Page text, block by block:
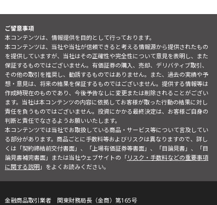
ご留意事項
本コンテンツは、情報提供を目的として行っております。
本コンテンツは、当社や当社が信頼できると考える情報源から提供されたもの
を提供していますが、当社はその正確性や完全性について意見を表明し、また
保証するものではございません。有価証券の購入、売却、デリバティブ取引、
その他の取引を推奨し、勧誘するものではありません。また、過去の実績や予
想・意見は、将来の結果を保証するものではございません。提供する情報等は
作成時現在のものであり、今後予告なしに変更または削除されることがござい
ます。当社は本コンテンツの内容に依拠してお客様が取った行動の結果に対し
責任を負うものではございません。投資にかかる最終決定は、お客様ご自身の
判断と責任でなさるようお願いいたします。
本コンテンツでは当社でお取扱している商品・サービス等について言及してい
る部分があります。商品ごとに手数料等およびリスクは異なりますので、詳し
くは「契約締結前交付書面」、「上場有価証券等書面」、「目論見書」、「目
論見書補完書面」または当社ウェブサイトの「リスク・手数料などの重要事項
に関する説明」をよくお読みください。
金融商品取引業者 関東財務局長（金商）第165号